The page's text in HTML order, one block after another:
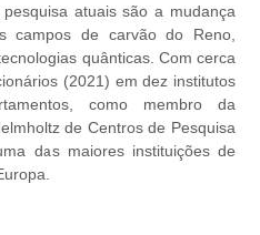
atuais são a mudança
campos de carvão do Reno,
quânticas. Com cerca
(2021) em dez institutos
como membro da
de Centros de Pesquisa
das maiores instituições de